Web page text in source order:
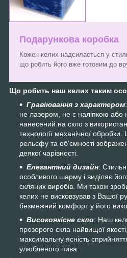
Подарункова коробка
Кожен келих надсилається у
що робить його вже готовим до
Що робить наш келих таким
Гравіювання з характером
не лазером, не є наліпкою
нанесений на скло з
технології механічної обробки.
рельєфу та об'ємності
деякої чарівності.
Елегантний дизайн:
особливого шарму і виділяє
скляних виробів. Ми також
келих не висковзував з Вашої
безмежний комфорт у його
Високоякісне скло: Наш
прозорого скла найвищої
максимальну ясність
улюбленого пива.